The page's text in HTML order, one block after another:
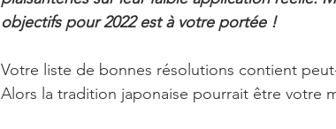
objectifs pour 2022 est à votre portée !
Votre liste de bonnes résolutions contient
Alors la tradition japonaise pourrait être votre